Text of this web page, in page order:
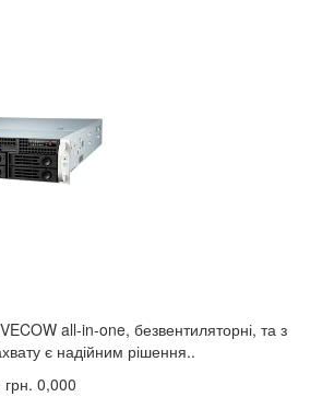
all-in-one, безвентиляторні, та з
є надійним рішення..
0,000